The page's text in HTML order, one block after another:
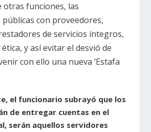
funciones, las
con proveedores,
de servicios íntegros,
y así evitar el desvió de
con ello una nueva ‘Estafa
el funcionario subrayó que los
de entregar cuentas en el
serán aquellos servidores